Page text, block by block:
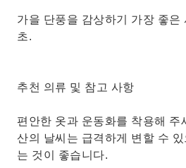
가을 단풍을 감상하기 가장 좋은
초.
추천 의류 및 참고 사항
편안한 옷과 운동화를 착용해 주
산의 날씨는 급격하게 변할 수
는 것이 좋습니다.